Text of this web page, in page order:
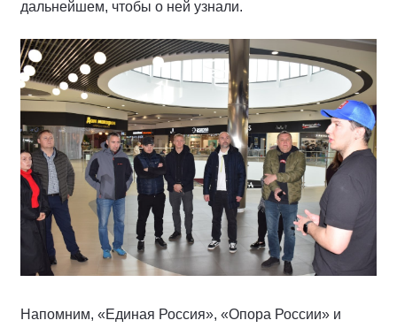
дальнейшем, чтобы о ней узнали.
Напомним, «Единая Россия», «Опора России» и